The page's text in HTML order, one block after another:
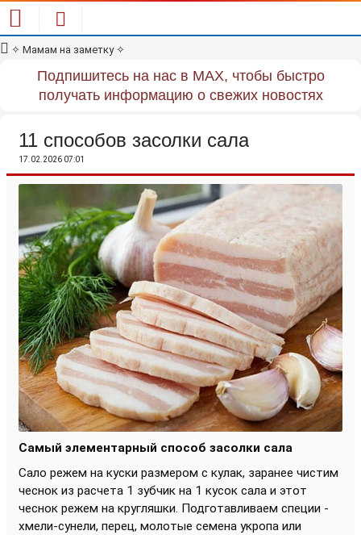
✧ Мамам на заметку✧
Подпишитесь на нас в MAX, чтобы быстро
получать информацию о свежих новостях
11 способов засолки сала
17.02.2026 07:01
Самый элементарный способ засолки сала
Сало режем на куски размером с кулак, заранее чистим
чеснок из расчета 1 зубчик на 1 кусок сала и этот
чеснок режем на кругляшки. Подготавливаем специи -
хмели-сунели, перец, молотые семена укропа или